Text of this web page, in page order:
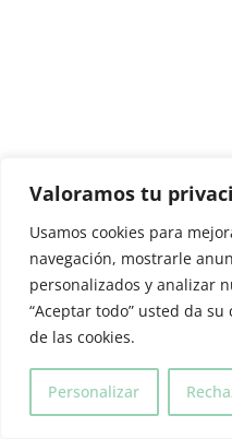
Valoramos tu
Usamos cookies para
navegación, mostrarle
personalizados y analizar
“Aceptar todo” usted da
de las cookies.
Personalizar